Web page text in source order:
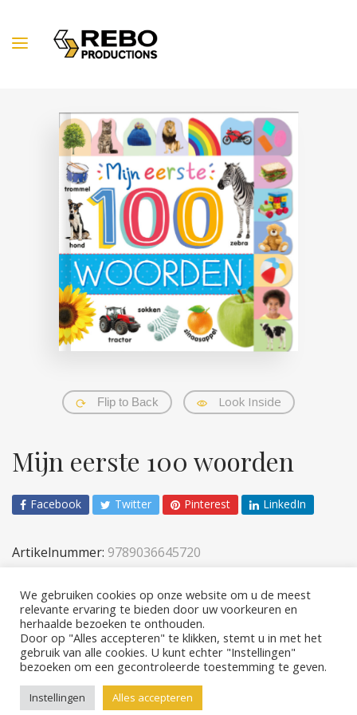
Flip to Back Look Inside
Mijn eerste 100 woorden
Facebook Twitter Pinterest LinkedIn
Artikelnummer: 9789036645720
Copyright © 2026 Rebo Publishers
We gebruiken cookies op onze website om u de meest
relevante ervaring te bieden door uw voorkeuren en
herhaalde bezoeken te onthouden.
Door op "Alles accepteren" te klikken, stemt u in met het
gebruik van alle cookies. U kunt echter "Instellingen"
bezoeken om een ​​gecontroleerde toestemming te geven.
Instellingen Alles accepteren